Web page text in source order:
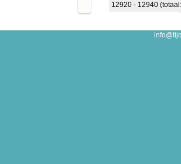
12920 - 12940